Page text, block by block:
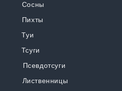
Сосны
Пихты
Туи
Тсуги
Псевдотсуги
Лиственницы